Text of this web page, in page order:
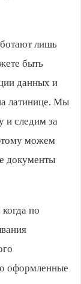
лишь
быть
данных и
латинице. Мы
и следим за
можем
документы
по
оформленные